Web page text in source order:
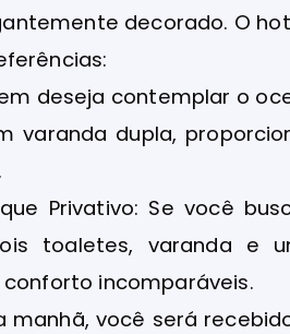
decorado. O
deseja contemplar o
varanda dupla,
Privativo: Se você
toaletes, varanda e
incomparáveis.
manhã, você será